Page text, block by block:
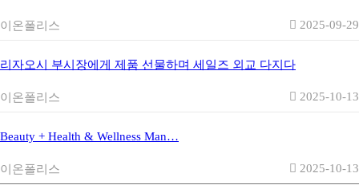
이온폴리스 2025-09-29
리자오시 부시장에게 제품 선물하며 세일즈 외교 다지다
이온폴리스 2025-10-13
Beauty + Health & Wellness Man…
이온폴리스 2025-10-13